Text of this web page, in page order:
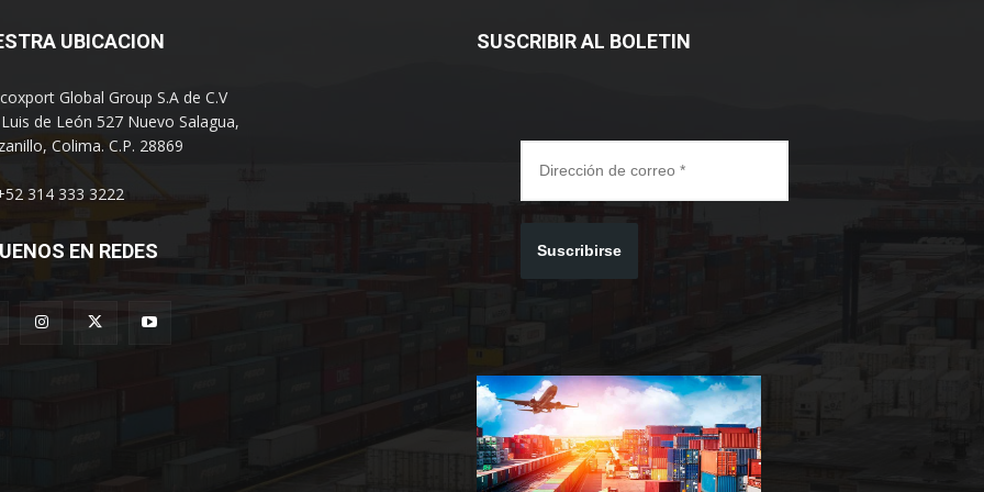
UBICACION
Global Group S.A de C.V
de León 527 Nuevo Salagua,
Colima. C.P. 28869
314 333 3222
EN REDES
SUSCRIBIR AL BOLETIN
Suscribirse